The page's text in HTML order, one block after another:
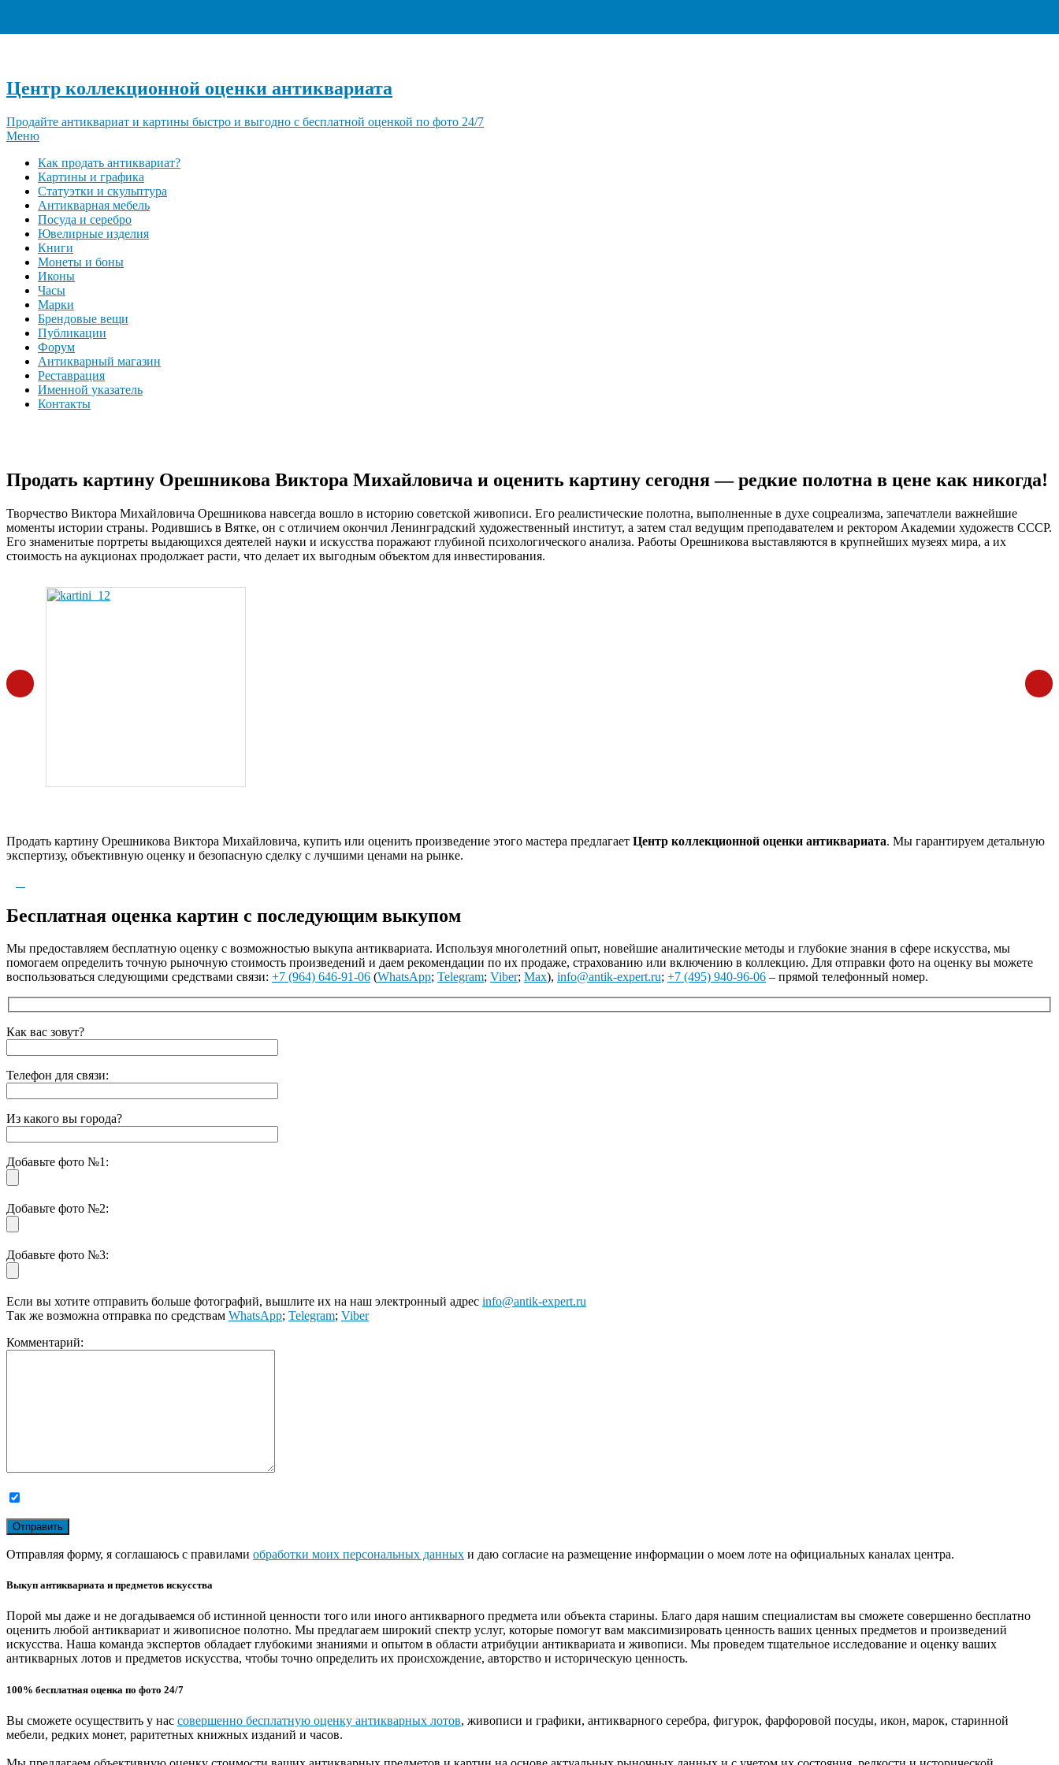
Центр коллекционной оценки антиквариата
Продайте антиквариат и картины быстро и выгодно с бесплатной оценкой по фото 24/7
Меню
Как продать антиквариат?
Картины и графика
Статуэтки и скульптура
Антикварная мебель
Посуда и серебро
Ювелирные изделия
Книги
Монеты и боны
Иконы
Часы
Марки
Брендовые вещи
Публикации
Форум
Антикварный магазин
Реставрация
Именной указатель
Контакты
Продать картину Орешникова Виктора Михайловича и оценить картину сегодня — редкие полотна в цене как никогда!
Творчество Виктора Михайловича Орешникова навсегда вошло в историю советской живописи. Его реалистические полотна, выполненные в духе соцреализма, запечатлели важнейшие
моменты истории страны. Родившись в Вятке, он с отличием окончил Ленинградский художественный институт, а затем стал ведущим преподавателем и ректором Академии художеств СССР.
Его знаменитые портреты выдающихся деятелей науки и искусства поражают глубиной психологического анализа. Работы Орешникова выставляются в крупнейших музеях мира, а их
стоимость на аукционах продолжает расти, что делает их выгодным объектом для инвестирования.
Продать картину Орешникова Виктора Михайловича, купить или оценить произведение этого мастера предлагает Центр коллекционной оценки антиквариата. Мы гарантируем детальную
экспертизу, объективную оценку и безопасную сделку с лучшими ценами на рынке.
Бесплатная оценка картин с последующим выкупом
Мы предоставляем бесплатную оценку с возможностью выкупа антиквариата. Используя многолетний опыт, новейшие аналитические методы и глубокие знания в сфере искусства, мы
помогаем определить точную рыночную стоимость произведений и даем рекомендации по их продаже, страхованию или включению в коллекцию. Для отправки фото на оценку вы можете
воспользоваться следующими средствами связи: +7 (964) 646-91-06 (WhatsApp; Telegram; Viber; Max), info@antik-expert.ru; +7 (495) 940-96-06 – прямой телефонный номер.
Как вас зовут?
Телефон для связи:
Из какого вы города?
Добавьте фото №1:
Добавьте фото №2:
Добавьте фото №3:
Если вы хотите отправить больше фотографий, вышлите их на наш электронный адрес info@antik-expert.ru
Так же возможна отправка по средствам WhatsApp; Telegram; Viber
Комментарий:
Отправляя форму, я соглашаюсь с правилами обработки моих персональных данных и даю согласие на размещение информации о моем лоте на официальных каналах центра.
Выкуп антиквариата и предметов искусства
Порой мы даже и не догадываемся об истинной ценности того или иного антикварного предмета или объекта старины. Благо даря нашим специалистам вы сможете совершенно бесплатно
оценить любой антиквариат и живописное полотно. Мы предлагаем широкий спектр услуг, которые помогут вам максимизировать ценность ваших ценных предметов и произведений
искусства. Наша команда экспертов обладает глубокими знаниями и опытом в области атрибуции антиквариата и живописи. Мы проведем тщательное исследование и оценку ваших
антикварных лотов и предметов искусства, чтобы точно определить их происхождение, авторство и историческую ценность.
100% бесплатная оценка по фото 24/7
Вы сможете осуществить у нас совершенно бесплатную оценку антикварных лотов, живописи и графики, антикварного серебра, фигурок, фарфоровой посуды, икон, марок, старинной
мебели, редких монет, раритетных книжных изданий и часов.